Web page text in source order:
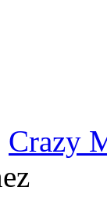
Crazy